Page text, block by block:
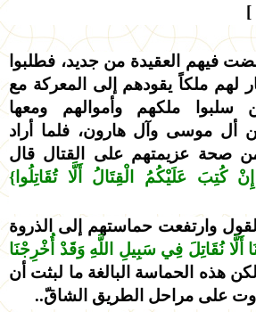
فيهم العقيدة من جديد، فطلبوا
لهم ملكاً يقودهم إلى المعركة مع
سلبوا ملكهم وأموالهم ومعها
أل موسى وآل هارون، فلما أراد
صحة عزيمتهم على القتال قال
كُتِبَ عَلَيْكُمُ الْقِتَالُ أَلَّا تُقَاتِلُوا}
وارتفعت حماستهم إلى الذروة
أَلَّا نُقَاتِلَ فِي سَبِيلِ اللَّهِ وَقَدْ أُخْرِجْنَا
هذه الحماسة البالغة ما لبثت أن
على مراحل الطريق الشاقّ..